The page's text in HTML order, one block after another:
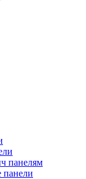
панелям
панели